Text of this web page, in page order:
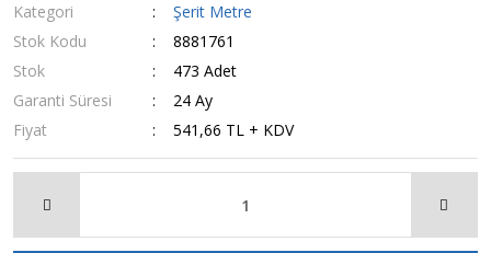
Kategori
Şerit Metre
Stok Kodu
8881761
Stok
473 Adet
Garanti Süresi
24 Ay
Fiyat
541,66 TL + KDV